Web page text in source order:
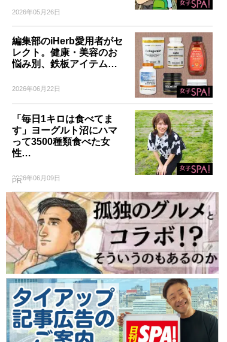
2026年05月26日
編集部のiHerb愛用者がセ
レクト。健康・美容のお
悩み別、鉄板アイテム…
2026年06月22日
「毎日1キロは食べてま
す」ヨーグルト沼にハマ
って3500種類食べた女
性…
2026年06月09日
PR